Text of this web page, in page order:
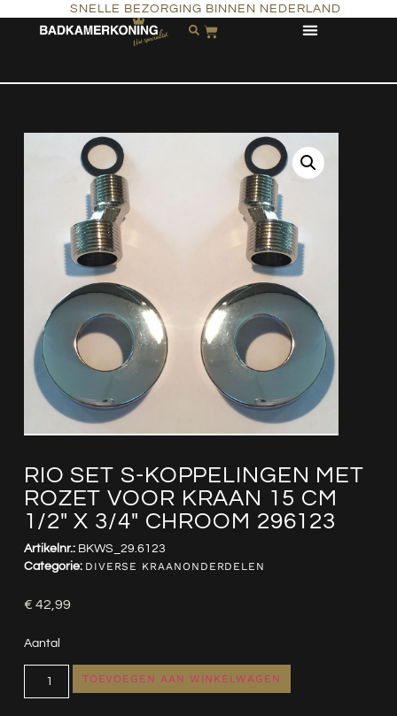
SNELLE BEZORGING BINNEN NEDERLAND
RIO SET S-KOPPELINGEN MET
ROZET VOOR KRAAN 15 CM
1/2″ X 3/4″ CHROOM 296123
Artikelnr.: BKWS_29.6123
Categorie: DIVERSE KRAANONDERDELEN
€ 42,99
Aantal
TOEVOEGEN AAN WINKELWAGEN